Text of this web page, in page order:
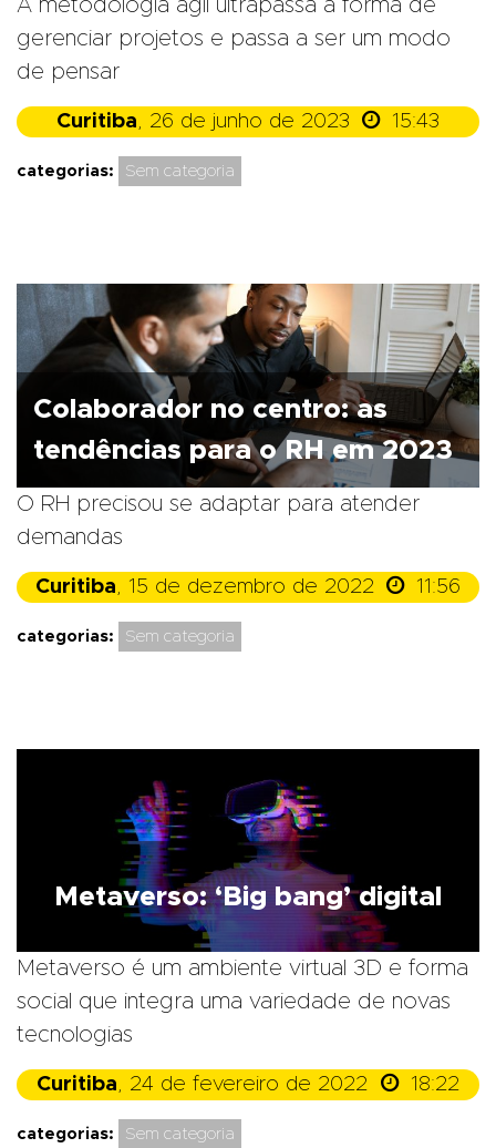
A metodologia ágil ultrapassa a forma de
gerenciar projetos e passa a ser um modo
de pensar
Curitiba, 26 de junho de 2023  15:43
categorias: Sem categoria
Colaborador no centro: as
tendências para o RH em 2023
O RH precisou se adaptar para atender
demandas
Curitiba , 15 de dezembro de 2022  11:56
categorias: Sem categoria
Metaverso: ‘Big bang’ digital
Metaverso é um ambiente virtual 3D e forma
social que integra uma variedade de novas
tecnologias
Curitiba, 24 de fevereiro de 2022  18:22
categorias: Sem categoria